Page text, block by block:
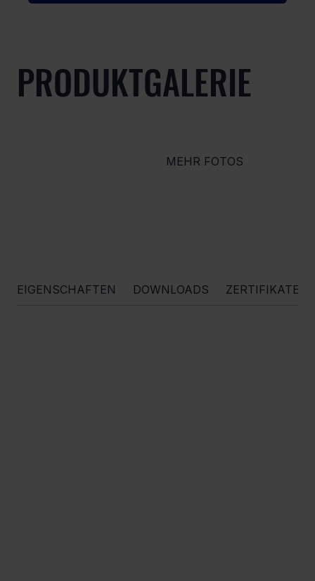
PRODUKTGALERIE
MEHR FOTOS
EIGENSCHAFTEN ZERTIFIKATE
DOWNLOADS